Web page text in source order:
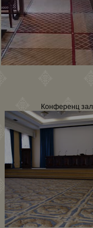
Конференц зал